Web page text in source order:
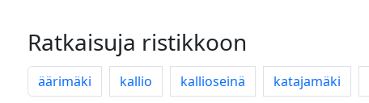
Ratkaisuja ristikkoon
äärimäki kallio kallioseinä katajamäki